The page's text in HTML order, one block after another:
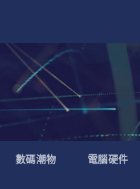
數碼潮物 電腦硬件